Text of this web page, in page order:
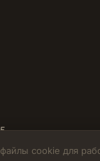
cookie для